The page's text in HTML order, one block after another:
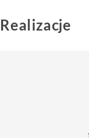
Realizacje